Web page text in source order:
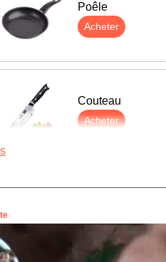
Poêle
Acheter
Couteau
Acheter